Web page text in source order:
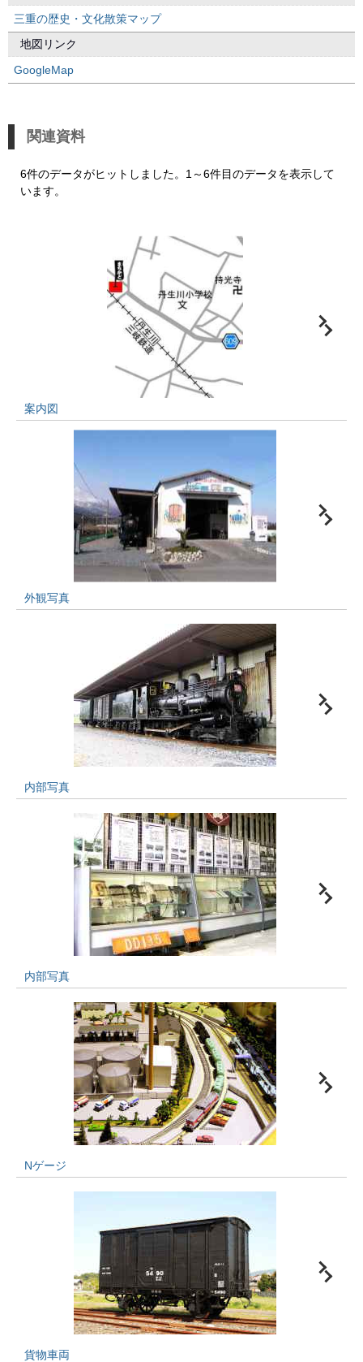
三重の歴史・文化散策マップ
地図リンク
GoogleMap
関連資料
6件のデータがヒットしました。1～6件目のデータを表示して
います。
案内図
外観写真
内部写真
内部写真
Nゲージ
貨物車両